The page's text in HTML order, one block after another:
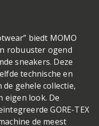
biedt MOMO
robuuster ogend
sneakers. Deze
technische en
gehele collectie,
eigen look. De
GORE-TEX
de meest